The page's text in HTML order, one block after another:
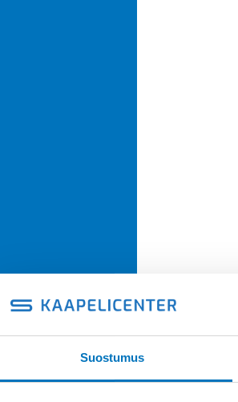
Suostumus